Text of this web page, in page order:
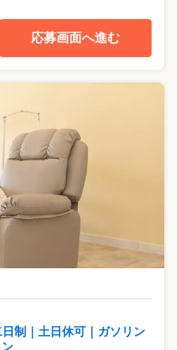
応募画面へ進む
制｜土日休可｜ガソリン